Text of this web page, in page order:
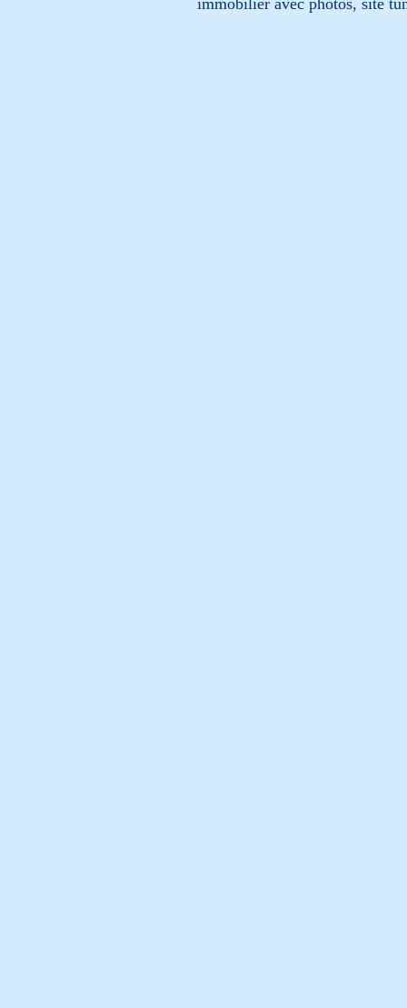
immobilier avec photos, site